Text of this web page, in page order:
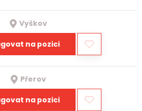
Vyškov
na pozici
Přerov
na pozici